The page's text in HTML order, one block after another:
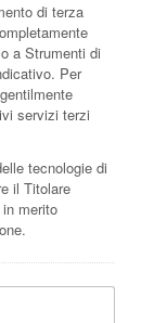
di terza
a Strumenti di
Per
servizi terzi
tecnologie di
il Titolare
merito